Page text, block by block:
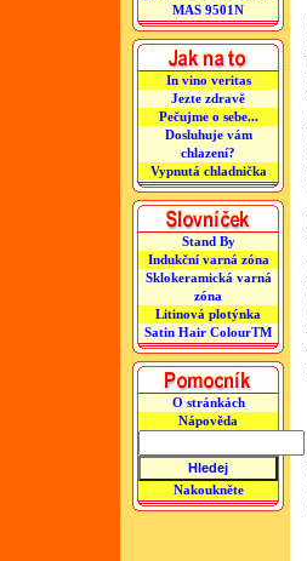
MAS 9501N
In vino veritas
Jezte zdravě
Pečujme o sebe...
Dosluhuje vám
chlazení?
Vypnutá chladnička
Stand By
Indukční varná zóna
Sklokeramická varná
zóna
Litinová plotýnka
Satin Hair ColourTM
O stránkách
Nápověda
Nakoukněte